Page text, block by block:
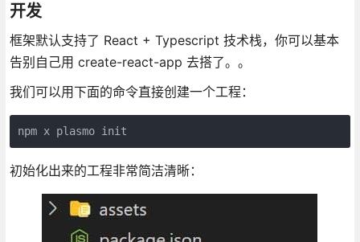
开发
框架默认支持了 React + Typescript 技术栈，你可以基本
告别自己用 create-react-app 去搭了。。
我们可以用下面的命令直接创建一个工程：
npm x plasmo init
初始化出来的工程非常简洁清晰：